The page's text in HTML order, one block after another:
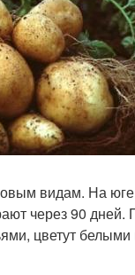
видам. На
через 90 дней.
цветут